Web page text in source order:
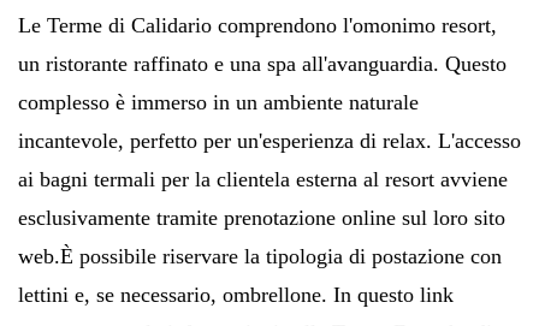
Le Terme di Calidario comprendono l'omonimo resort,
un ristorante raffinato e una spa all'avanguardia. Questo
complesso è immerso in un ambiente naturale
incantevole, perfetto per un'esperienza di relax. L'accesso
ai bagni termali per la clientela esterna al resort avviene
esclusivamente tramite prenotazione online sul loro sito
web.È possibile riservare la tipologia di postazione con
lettini e, se necessario, ombrellone. In questo link